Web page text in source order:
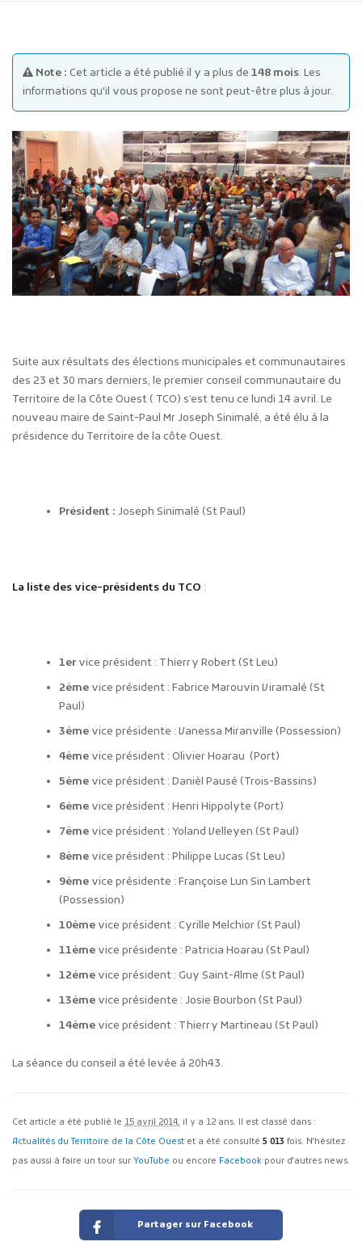
Publicité des actes
Marchés publics
Projets financés par l'Europe
Plans d'accès
Note : Cet article a été publié il y a plus de 148 mois. Les
informations qu'il vous propose ne sont peut-être plus à jour.
Suite aux résultats des élections municipales et communautaires
des 23 et 30 mars derniers, le premier conseil communautaire du
Territoire de la Côte Ouest ( TCO) s’est tenu ce lundi 14 avril. Le
nouveau maire de Saint-Paul Mr Joseph Sinimalé, a été élu à la
présidence du Territoire de la côte Ouest.
Président : Joseph Sinimalé (St Paul)
La liste des vice-présidents du TCO :
1er vice président : Thierry Robert (St Leu)
2ème vice président : Fabrice Marouvin Viramalé (St
Paul)
3ème vice présidente : Vanessa Miranville (Possession)
4ème vice président : Olivier Hoarau (Port)
5ème vice président : Danièl Pausé (Trois-Bassins)
6ème vice président : Henri Hippolyte (Port)
7ème vice président : Yoland Velleyen (St Paul)
8ème vice président : Philippe Lucas (St Leu)
9ème vice présidente : Françoise Lun Sin Lambert
(Possession)
10ème vice président : Cyrille Melchior (St Paul)
11ème vice présidente : Patricia Hoarau (St Paul)
12ème vice président : Guy Saint-Alme (St Paul)
13ème vice présidente : Josie Bourbon (St Paul)
14ème vice président : Thierry Martineau (St Paul)
La séance du conseil a été levée à 20h43.
Cet article a été publié le 15 avril 2014, il y a 12 ans. Il est classé dans :
Actualités du Territoire de la Côte Ouest et a été consulté 5 013 fois. N'hésitez
pas aussi à faire un tour sur YouTube ou encore Facebook pour d'autres news.
Partager sur Facebook